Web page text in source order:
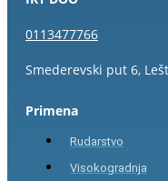
0113477766
Smederevski put 6,
Primena
Rudarstvo
Visokogradnja